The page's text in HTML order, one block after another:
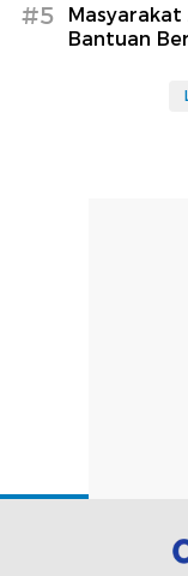
#5
Bantuan